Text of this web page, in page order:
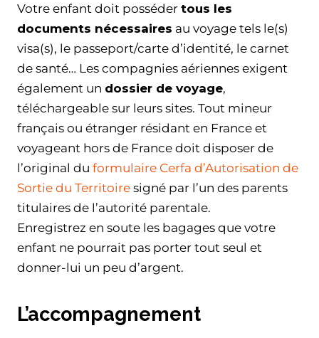
Votre enfant doit posséder tous les
documents nécessaires au voyage tels le(s)
visa(s), le passeport/carte d’identité, le carnet
de santé… Les compagnies aériennes exigent
également un dossier de voyage,
téléchargeable sur leurs sites. Tout mineur
français ou étranger résidant en France et
voyageant hors de France doit disposer de
l’original du formulaire Cerfa d’Autorisation de
Sortie du Territoire signé par l’un des parents
titulaires de l’autorité parentale.
Enregistrez en soute les bagages que votre
enfant ne pourrait pas porter tout seul et
donner-lui un peu d’argent.
L’accompagnement